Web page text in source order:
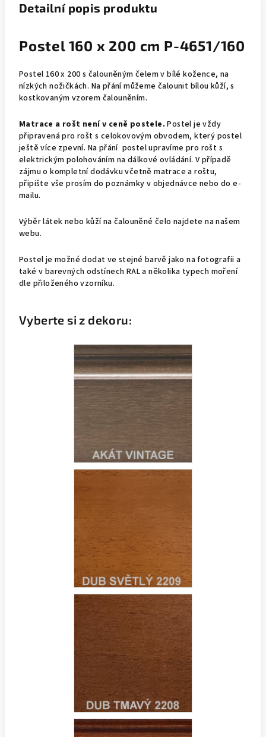
Detailní popis produktu
Postel 160 x 200 cm P-4651/160
Postel 160 x 200 s čalouněným čelem v bílé kožence, na
nízkých nožičkách. Na přání můžeme čalounit bílou kůží, s
kostkovaným vzorem čalouněním.
Matrace a rošt není v ceně postele. Postel je vždy
připravená pro rošt s celokovovým obvodem, který postel
ještě více zpevní. Na přání postel upravíme pro rošt s
elektrickým polohováním na dálkové ovládání. V případě
zájmu o kompletní dodávku včetně matrace a roštu,
připište vše prosím do poznámky v objednávce nebo do e-
mailu.
Výběr látek nebo kůží na čalouněné čelo najdete na našem
webu.
Postel je možné dodat ve stejné barvě jako na fotografii a
také v barevných odstínech RAL a několika typech moření
dle přiloženého vzorníku.
Vyberte si z dekoru: